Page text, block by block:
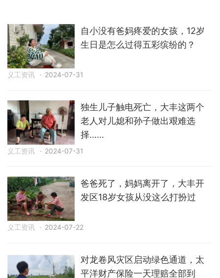
自小没有爸妈疼爱的女孩，12岁
生日是怎么过得五彩缤纷的？
义工资讯 · 2024-07-31
独生儿子触电死亡，大丰这两个
老人对儿媳和孙子做出艰难选
择……
义工资讯 · 2024-07-31
爸爸死了，妈妈离开了，大丰开
发区18岁女孩从没这么打扮过
义工资讯 · 2024-07-22
对龙卷风灾区启动绿色通道，太
平洋财产保险一天理赔全部到